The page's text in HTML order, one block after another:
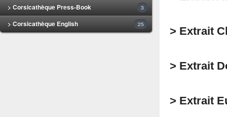
> Corsicathèque Press-Book 3
> Corsicathèque English 25
> Extrait
> Extrait
> Extrait